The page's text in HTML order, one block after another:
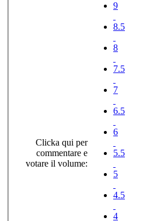
Clicka qui per
commentare e
votare il volume:
9
8.5
8
7.5
7
6.5
6
5.5
5
4.5
4